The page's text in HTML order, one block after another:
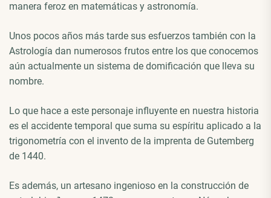
manera feroz en matemáticas y astronomía.
Unos pocos años más tarde sus esfuerzos también con la
Astrología dan numerosos frutos entre los que conocemos
aún actualmente un sistema de domificación que lleva su
nombre.
Lo que hace a este personaje influyente en nuestra historia
es el accidente temporal que suma su espíritu aplicado a la
trigonometría con el invento de la imprenta de Gutemberg
de 1440.
Es además, un artesano ingenioso en la construcción de